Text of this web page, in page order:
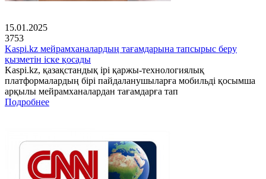
15.01.2025
3753
Kaspi.kz мейрамханалардың тағамдарына тапсырыс беру
қызметін іске қосады
Kaspi.kz, қазақстандық ірі қаржы-технологиялық
платформалардың бірі пайдаланушыларға мобильді қосымша
арқылы мейрамханалардан тағамдарға тап
Подробнее